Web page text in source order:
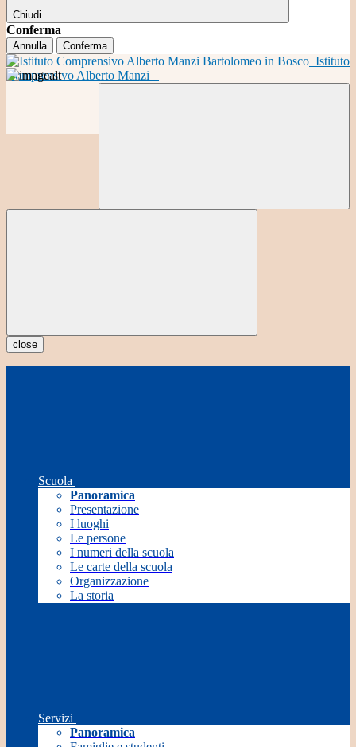
Chiudi
Conferma
Annulla Conferma
Istituto
Comprensivo Alberto Manzi
close
Scuola
Panoramica
Presentazione
I luoghi
Le persone
I numeri della scuola
Le carte della scuola
Organizzazione
La storia
Servizi
Panoramica